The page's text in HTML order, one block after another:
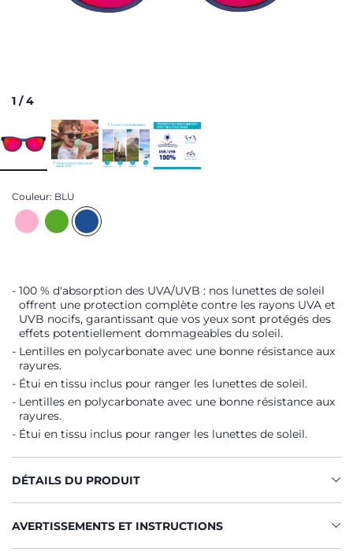
1 /4
Couleur: BLU
100 % d'absorption des UVA/UVB : nos lunettes de soleil
offrent une protection complète contre les rayons UVA et
UVB nocifs, garantissant que vos yeux sont protégés des
effets potentiellement dommageables du soleil.
Lentilles en polycarbonate avec une bonne résistance aux
rayures.
Étui en tissu inclus pour ranger les lunettes de soleil.
Lentilles en polycarbonate avec une bonne résistance aux
rayures.
Étui en tissu inclus pour ranger les lunettes de soleil.
DÉTAILS DU PRODUIT
AVERTISSEMENTS ET INSTRUCTIONS